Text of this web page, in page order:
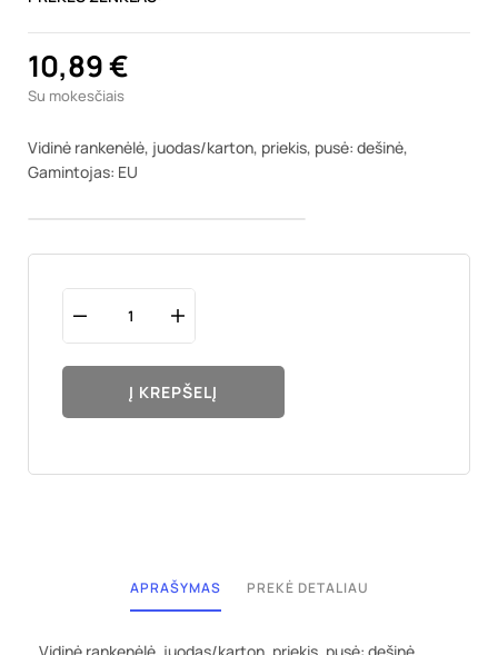
10,89 €
Su mokesčiais
Vidinė rankenėlė, juodas/karton, priekis, pusė: dešinė,
Gamintojas: EU
Į KREPŠELĮ
APRAŠYMAS PREKĖ DETALIAU